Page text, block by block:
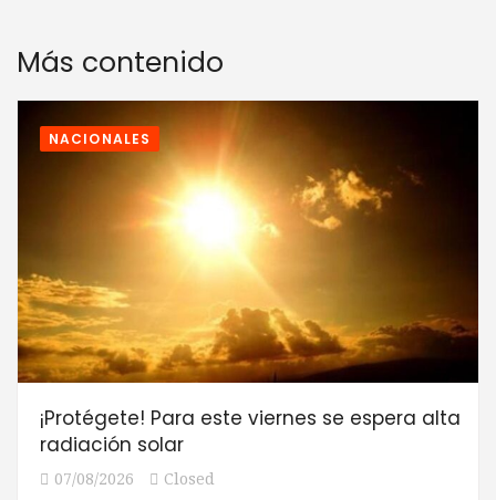
Más contenido
NACIONALES
¡Protégete! Para este viernes se espera alta
radiación solar
07/08/2026 Closed